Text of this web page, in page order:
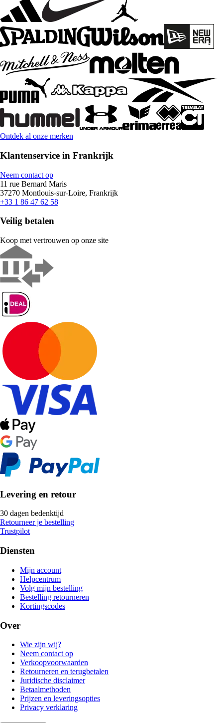
Ontdek al onze merken
Klantenservice in Frankrijk
Neem contact op
11 rue Bernard Maris
37270 Montlouis-sur-Loire, Frankrijk
+33 1 86 47 62 58
Veilig betalen
Koop met vertrouwen op onze site
Levering en retour
30 dagen bedenktijd
Retourneer je bestelling
Trustpilot
Diensten
Mijn account
Helpcentrum
Volg mijn bestelling
Bestelling retourneren
Kortingscodes
Over
Wie zijn wij?
Neem contact op
Verkoopvoorwaarden
Retourneren en terugbetalen
Juridische disclaimer
Betaalmethoden
Prijzen en leveringsopties
Privacy verklaring